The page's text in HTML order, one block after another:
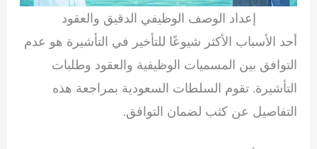
إعداد الوصف الوظيفي الدقيق والعقود
أحد الأسباب الأكثر شيوعًا للتأخير في التأشيرة هو عدم
التوافق بين المسميات الوظيفية والعقود وطلبات
التأشيرة. تقوم السلطات السعودية بمراجعة هذه
التفاصيل عن كثب لضمان التوافق.